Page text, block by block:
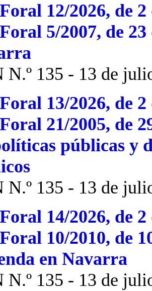
12/2026, de
5/2007, de
N.º 135 - 13 de
13/2026, de
21/2005, de
públicas y
N.º 135 - 13 de
14/2026, de
10/2010, de
en Navarra
N.º 135 - 13 de